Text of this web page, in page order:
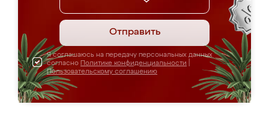
Отправить
Я соглашаюсь на передачу персональных данных
согласно Политике конфиденциальности
Пользовательскому соглашению